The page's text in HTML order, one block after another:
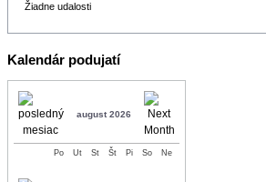
Žiadne udalosti
Kalendár podujatí
august 2026
Po Ut St Št Pi So Ne